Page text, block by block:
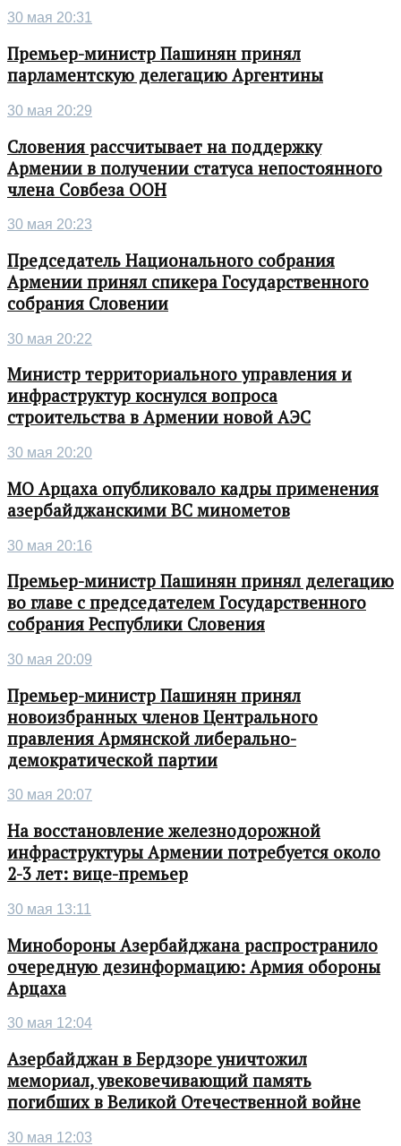
30 мая 20:31
Премьер-министр Пашинян принял
парламентскую делегацию Аргентины
30 мая 20:29
Словения рассчитывает на поддержку
Армении в получении статуса непостоянного
члена Совбеза ООН
30 мая 20:23
Председатель Национального собрания
Армении принял спикера Государственного
собрания Словении
30 мая 20:22
Министр территориального управления и
инфраструктур коснулся вопроса
строительства в Армении новой АЭС
30 мая 20:20
МО Арцаха опубликовало кадры применения
азербайджанскими ВС минометов
30 мая 20:16
Премьер-министр Пашинян принял делегацию
во главе с председателем Государственного
собрания Республики Словения
30 мая 20:09
Премьер-министр Пашинян принял
новоизбранных членов Центрального
правления Армянской либерально-
демократической партии
30 мая 20:07
На восстановление железнодорожной
инфраструктуры Армении потребуется около
2-3 лет: вице-премьер
30 мая 13:11
Минобороны Азербайджана распространило
очередную дезинформацию: Армия обороны
Арцаха
30 мая 12:04
Азербайджан в Бердзоре уничтожил
мемориал, увековечивающий память
погибших в Великой Отечественной войне
30 мая 12:03